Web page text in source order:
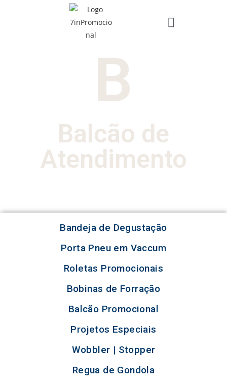
B
Balcão de
Atendimento
Bandeja de Degustação
Porta Pneu em Vaccum
Roletas Promocionais
Bobinas de Forração
Balcão Promocional
Projetos Especiais
Wobbler | Stopper
Regua de Gondola